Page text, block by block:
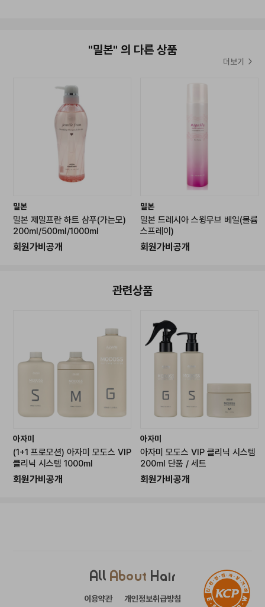
*해당 이벤트 사은품은 별도 안내없이 재고 상황에 따라 변경될 수
*이벤트 사은품은 유통기간이 짧은 상품일 수 있습니다.*
-------------------------------------------------
"밀본" 의 다른 상품
더보기
밀본
밀본 제밀프란 하트 샴푸(가는모)
200ml/500ml/1000ml
회원가비공개
밀본
밀본 드레시아 스윙무브 베일(볼륨
스프레이)
회원가비공개
관련상품
아자미
(1+1 프로모션) 아자미 모도스 VIP
클리닉 시스템 1000ml
회원가비공개
아자미
아자미 모도스 VIP 클리닉 시스템
200ml 단품 / 세트
회원가비공개
All About Hair
이용약관 개인정보취급방침